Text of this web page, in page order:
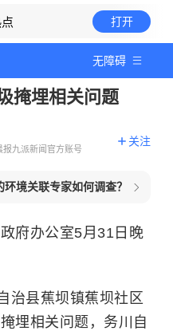
打开
无障碍
掩埋相关问题
报九派新闻官方账号
关注
境关联专家如何调查？
府办公室5月31日晚
治县蕉坝镇蕉坝社区
埋相关问题，务川自